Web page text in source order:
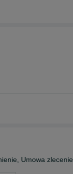
Umowa zlecenie